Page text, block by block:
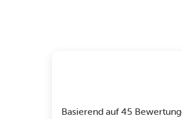
Basierend auf 45